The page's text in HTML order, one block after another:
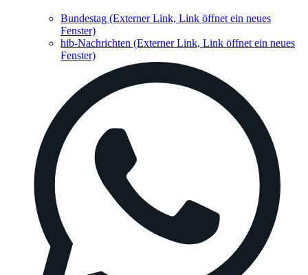
Bundestag (Externer Link, Link öffnet ein neues
Fenster)
hib-Nachrichten (Externer Link, Link öffnet ein neues
Fenster)